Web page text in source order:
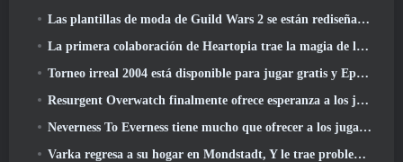
Las plantillas de moda de Guild Wars 2 se están rediseñando según los comentarios de los jugadores
La primera colaboración de Heartopia trae la magia de la amistad de My Little Pony
Torneo irreal 2004 está disponible para jugar gratis y Epic no demandará a nadie por ello
Resurgent Overwatch finalmente ofrece esperanza a los jugadores
Neverness To Everness tiene mucho que ofrecer a los jugadores, particularmente divertido
Varka regresa a su hogar en Mondstadt, Y le trae problemas en la actualización Luna V de Genshin Impact